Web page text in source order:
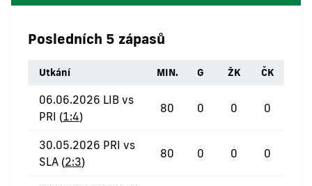
Posledních 5 zápasů
Utkání MIN. G ŽK ČK
06.06.2026 LIB vs
PRI (1:4)
80 0 0 0
30.05.2026 PRI vs
SLA (2:3)
80 0 0 0